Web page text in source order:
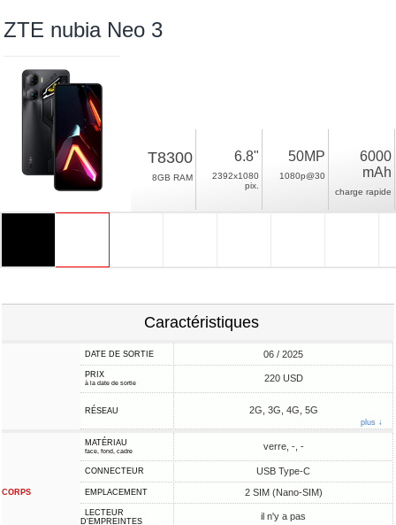
ZTE nubia Neo 3
T8300
8GB RAM
6.8"
2392x1080
pix.
50MP
1080p@30
6000
mAh
charge rapide
Caractéristiques
DATE DE SORTIE 06 / 2025
PRIX
à la date de sortie 220 USD
RÉSEAU 2G, 3G, 4G, 5G
plus ↓
CORPS
MATÉRIAU
face, fond, cadre verre, -, -
CONNECTEUR USB Type-C
EMPLACEMENT 2 SIM (Nano-SIM)
LECTEUR
D'EMPREINTES
il n'y a pas